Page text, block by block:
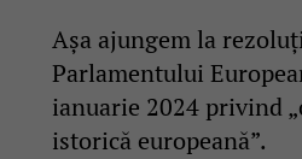
Așa ajungem la
Parlamentului
ianuarie 2024 privind
istorică europeană”.